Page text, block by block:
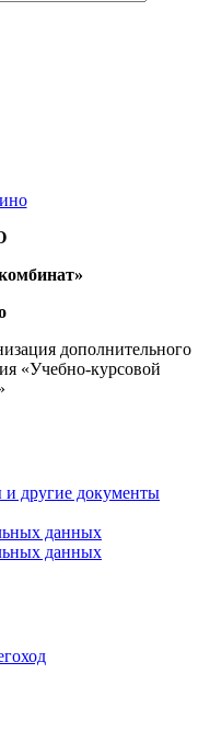
дополнительного
«Учебно-курсовой
другие документы
данных
данных